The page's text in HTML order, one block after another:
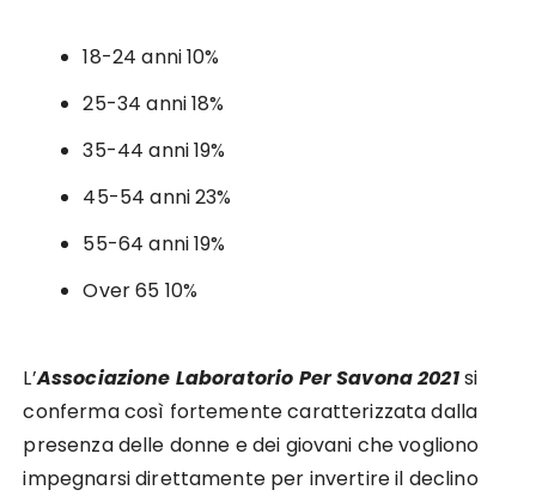
18-24 anni 10%
25-34 anni 18%
35-44 anni 19%
45-54 anni 23%
55-64 anni 19%
Over 65 10%
L’Associazione Laboratorio Per Savona 2021si
conferma così fortemente caratterizzata dalla
presenza delle donne e dei giovani che vogliono
impegnarsi direttamente per invertire il declino